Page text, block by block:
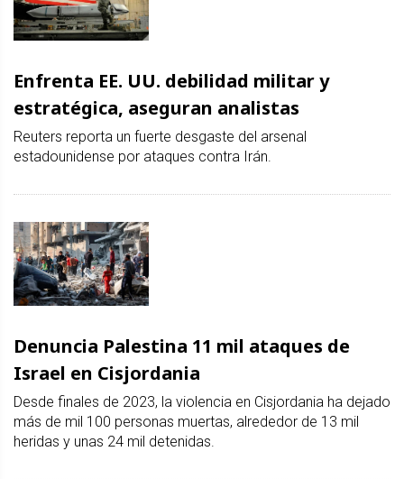
Enfrenta EE. UU. debilidad militar y
estratégica, aseguran analistas
Reuters reporta un fuerte desgaste del arsenal
estadounidense por ataques contra Irán.
Denuncia Palestina 11 mil ataques de
Israel en Cisjordania
Desde finales de 2023, la violencia en Cisjordania ha dejado
más de mil 100 personas muertas, alrededor de 13 mil
heridas y unas 24 mil detenidas.